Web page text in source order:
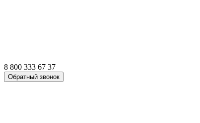
8 800 333 67 37
Обратный звонок